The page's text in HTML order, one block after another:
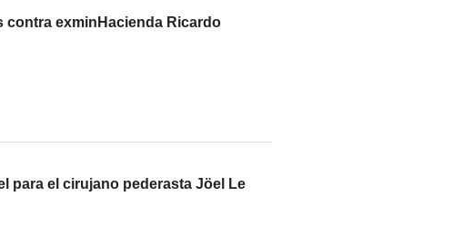
contra exminHacienda Ricardo
para el cirujano pederasta Jöel Le